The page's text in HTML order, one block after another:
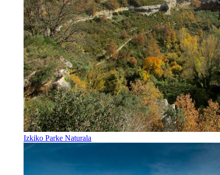
Izkiko Parke Naturala